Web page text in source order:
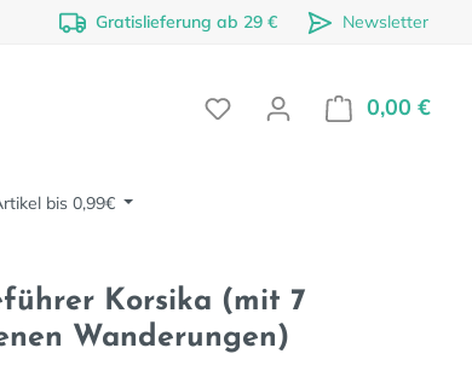
Gratislieferung ab 29 € Newsletter
0,00 €
bis 0,99€
Korsika (mit 7
Wanderungen)